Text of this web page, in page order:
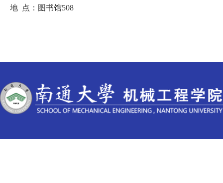
地 点：图书馆508